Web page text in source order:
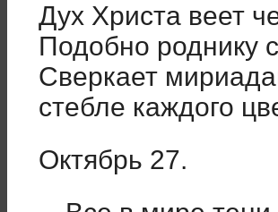
Дух Христа веет
Подобно роднику
Сверкает
стебле каждого
Октябрь 27.